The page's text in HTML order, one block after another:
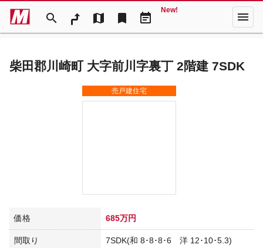
search map bookmark event_note
New! menu
柴田郡川崎町 大字前川字裏丁 2階建 7SDK
売戸建住宅
価格 685万円
間取り 7SDK(和 8･8･8･6 洋 12･10･5.3)